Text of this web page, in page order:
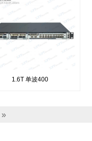
1.6T 单波400
»